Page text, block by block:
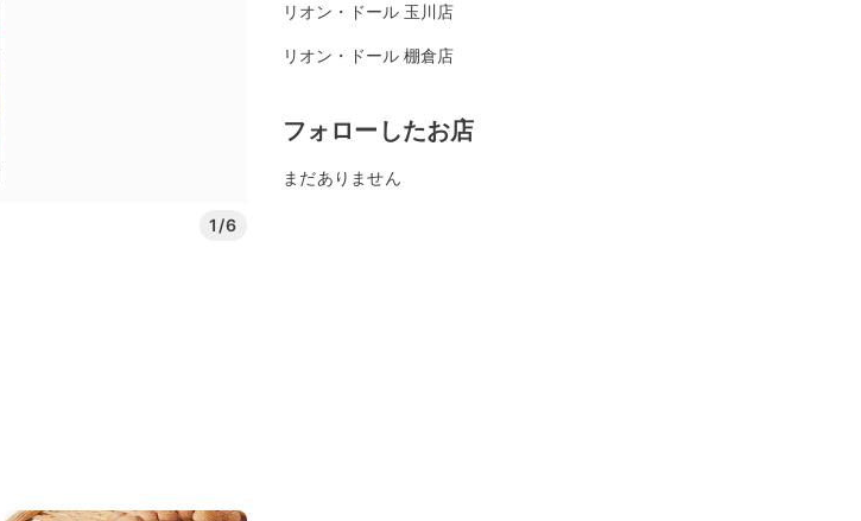
1/6
リオン・ドール 玉川店
リオン・ドール 棚倉店
フォローしたお店
まだありません